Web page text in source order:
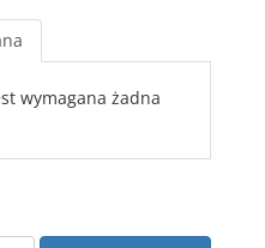
wymagana żadna